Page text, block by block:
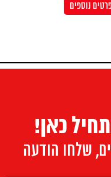
נוספים
כאן!
שלחו הודעה